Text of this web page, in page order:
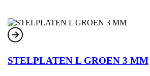
STELPLATEN L GROEN 3 MM